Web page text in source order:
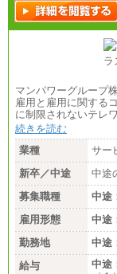
マンパワーグループ
雇用と雇用に関する
に制限されないテレ
続きを読む
業種
サー
新卒／中途
中途
募集職種
中途
雇用形態
中途
勤務地
中途
給与
中途